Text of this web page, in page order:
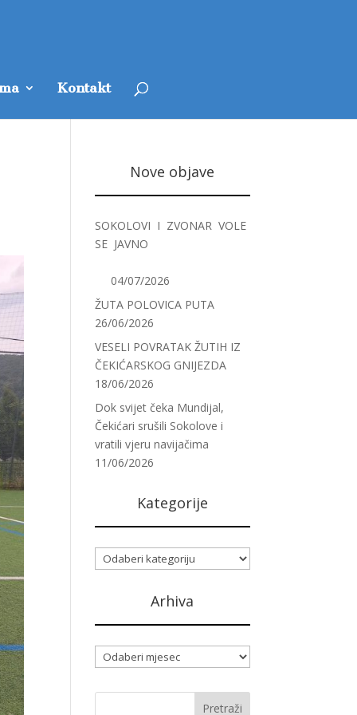
Kontakt
Nove objave
SOKOLOVI I ZVONAR VOLE
SE JAVNO
04/07/2026
ŽUTA POLOVICA PUTA
26/06/2026
VESELI POVRATAK ŽUTIH IZ
ČEKIĆARSKOG GNIJEZDA
18/06/2026
Dok svijet čeka Mundijal,
Čekićari srušili Sokolove i
vratili vjeru navijačima
11/06/2026
Kategorije
Kategorije
Arhiva
Arhiva